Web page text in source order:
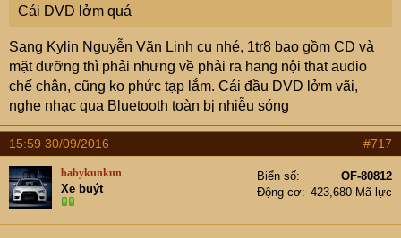
Cái DVD lởm quá
Sang Kylin Nguyễn Văn Linh cụ nhé, 1tr8 bao gồm CD và
mặt dưỡng thì phải nhưng về phải ra hang nội that audio
chế chân, cũng ko phức tạp lắm. Cái đầu DVD lởm vãi,
nghe nhạc qua Bluetooth toàn bị nhiễu sóng
15:59 30/09/2016 #717
babykunkun
Xe buýt
Biển số
OF-80812
Động cơ
423,680 Mã lực